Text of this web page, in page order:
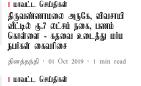
மாவட்ட செய்திகள்
திருவண்ணாமலை அருகே, விவசாயி
வீட்டில் ரூ.7 லட்சம் நகை, பணம்
கொள்ளை - கதவை உடைத்து மர்ம
நபர்கள் கைவரிசை
தினத்தந்தி 01 Oct 2019 1 min read
மாவட்ட செய்திகள்